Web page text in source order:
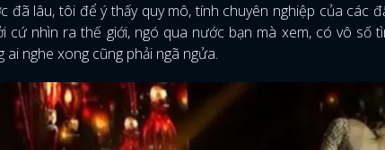
lâu, tôi để ý thấy quy mô, tính chuyên nghiệp của các
cứ nhìn ra thế giới, ngó qua nước bạn mà xem, có vô số
nghe xong cũng phải ngã ngửa.